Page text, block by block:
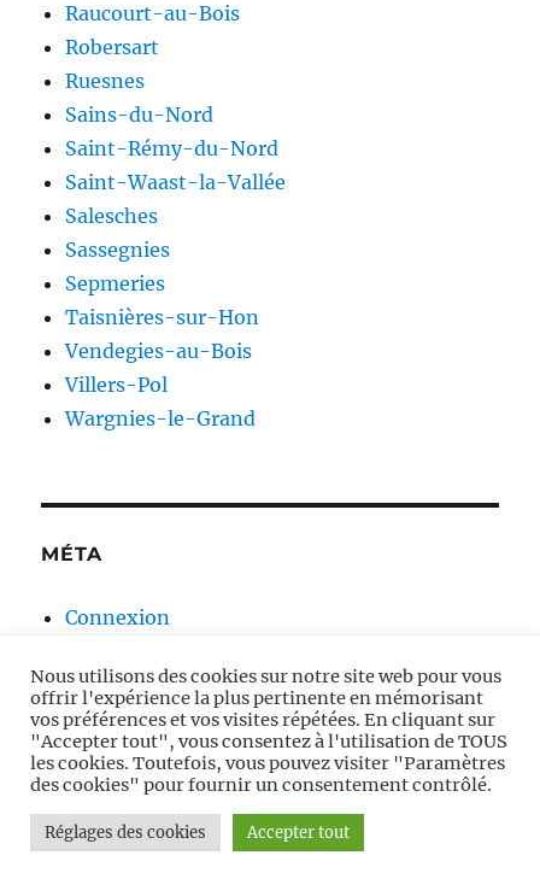
Raucourt-au-Bois
Robersart
Ruesnes
Sains-du-Nord
Saint-Rémy-du-Nord
Saint-Waast-la-Vallée
Salesches
Sassegnies
Sepmeries
Taisnières-sur-Hon
Vendegies-au-Bois
Villers-Pol
Wargnies-le-Grand
MÉTA
Connexion
Flux des commentaires
Site de WordPress-FR
Moulins à vent en Avesnois
Fièrement propulsé par
WordPress
Nous utilisons des cookies sur notre site web pour vous
offrir l'expérience la plus pertinente en mémorisant
vos préférences et vos visites répétées. En cliquant sur
"Accepter tout", vous consentez à l'utilisation de TOUS
les cookies. Toutefois, vous pouvez visiter "Paramètres
des cookies" pour fournir un consentement contrôlé.
Réglages des cookies Accepter tout